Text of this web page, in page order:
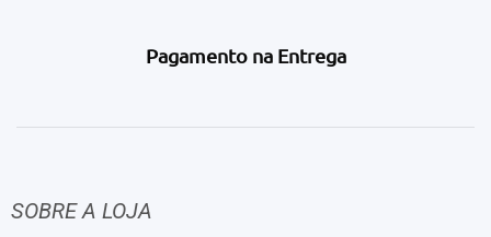
Pagamento na Entrega
SOBRE A LOJA